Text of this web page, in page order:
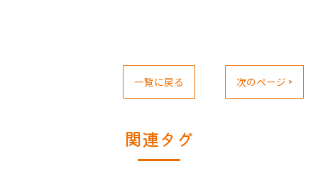
一覧に戻る 次のページ >
関連タグ